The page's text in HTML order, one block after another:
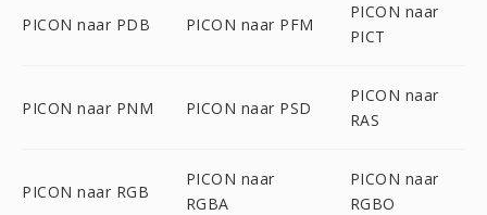
PICON naar PDB PICON naar PFM
PICON naar
PICT
PICON naar PNM PICON naar PSD
PICON naar
RAS
PICON naar RGB
PICON naar
RGBA
PICON naar
RGBO